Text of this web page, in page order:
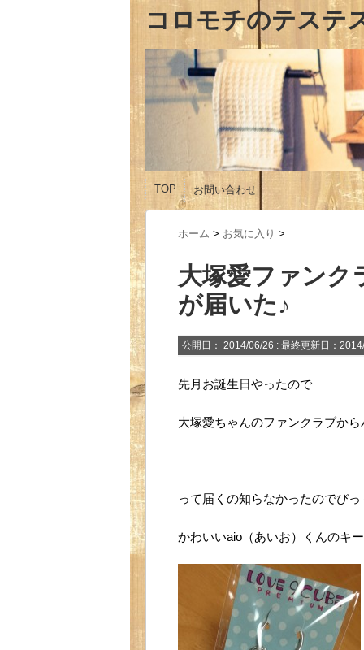
コロモチのテステ
TOP お問い合わせ
ホーム > お気に入り >
大塚愛ファンク
が届いた♪
公開日： 2014/06/26 : 最終更新日：
先月お誕生日やったので
大塚愛ちゃんのファンクラブか
って届くの知らなかったのでび
かわいいaio（あいお）くんのキ